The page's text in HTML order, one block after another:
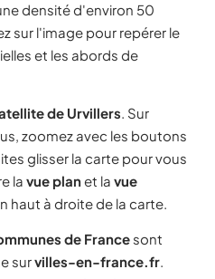
densité d'environ 50
sur l'image pour repérer le
et les abords de
de Urvillers. Sur
zoomez avec les boutons
glisser la carte pour vous
la vue planet la vue
haut à droite de la carte.
de France sont
survilles-en-france.fr.